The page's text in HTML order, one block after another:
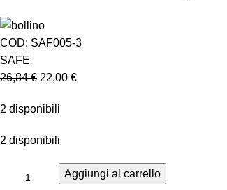
COD: SAF005-3
SAFE
26,84€ 22,00 €
2 disponibili
2 disponibili
Aggiungi al carrello